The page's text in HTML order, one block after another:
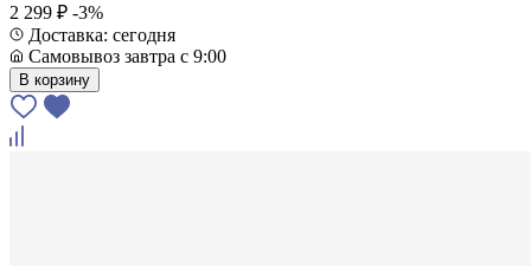
2 299 ₽ -3%
Доставка: сегодня
Самовывоз завтра с 9:00
В корзину